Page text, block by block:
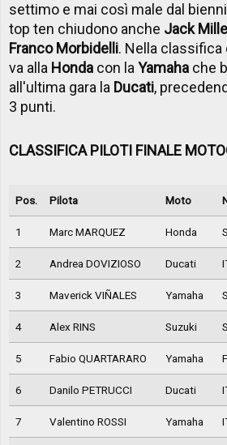
settimo e mai così male dal
top ten chiudono anche Jack
Franco Morbidelli. Nella
va alla Honda con laYamaha che
all'ultima gara la Ducati,
3 punti.
CLASSIFICA PILOTI FINALE
Pos. Pilota Moto
1 Marc MARQUEZ Honda
2 Andrea DOVIZIOSO Ducati
3 Maverick VIÑALES Yamaha
4 Alex RINS Suzuki
5 Fabio QUARTARARO Yamaha
6 Danilo PETRUCCI Ducati
7 Valentino ROSSI Yamaha